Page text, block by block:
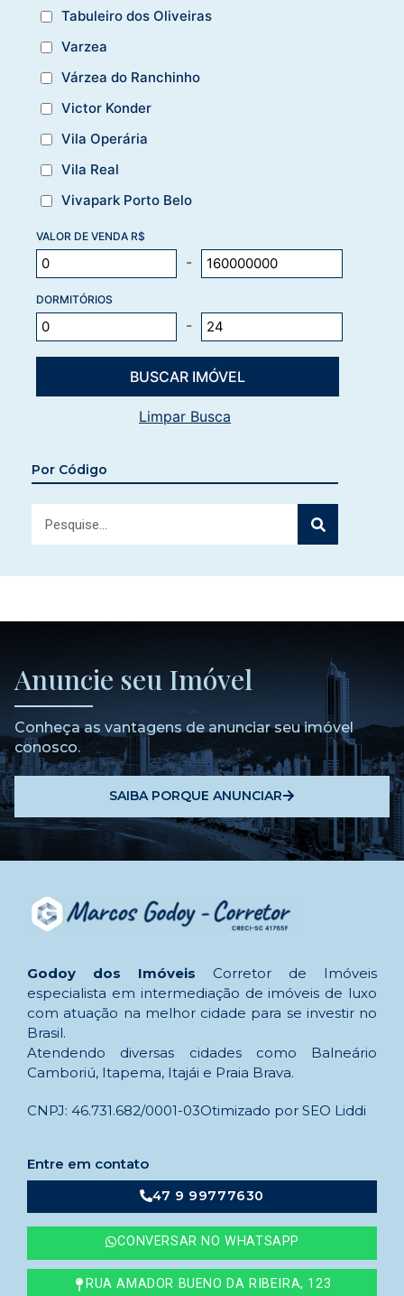
Tabuleiro dos Oliveiras
Varzea
Várzea do Ranchinho
Victor Konder
Vila Operária
Vila Real
Vivapark Porto Belo
VALOR DE VENDA R$
-
DORMITÓRIOS
-
Limpar Busca
Por Código
Anuncie seu Imóvel
Conheça as vantagens de anunciar seu imóvel
conosco.
SAIBA PORQUE ANUNCIAR
Godoy dos Imóveis Corretor de Imóveis
especialista em intermediação de imóveis de luxo
com atuação na melhor cidade para se investir no
Brasil.
Atendendo diversas cidades como Balneário
Camboriú, Itapema, Itajái e Praia Brava.
CNPJ: 46.731.682/0001-03Otimizado por SEO Liddi
Entre em contato
47 9 99777630
CONVERSAR NO WHATSAPP
RUA AMADOR BUENO DA RIBEIRA, 123